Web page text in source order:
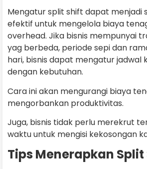
Mengatur split shift dapat menjadi
efektif untuk mengelola biaya
overhead. Jika bisnis mempunyai
yag berbeda, periode sepi dan
hari, bisnis dapat mengatur jadwal
dengan kebutuhan.
Cara ini akan mengurangi biaya
mengorbankan produktivitas.
Juga, bisnis tidak perlu merekrut
waktu untuk mengisi kekosongan
Tips Menerapkan